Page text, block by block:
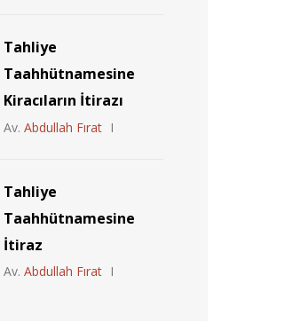
Tahliye
Taahhütnamesine
Kiracıların İtirazı
Av. Abdullah Fırat
Tahliye
Taahhütnamesine
İtiraz
Av. Abdullah Fırat